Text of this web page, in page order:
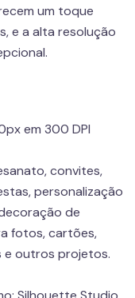
um toque
e a alta resolução
em 300 DPI
convites,
personalização
de
fotos, cartões,
e outros projetos.